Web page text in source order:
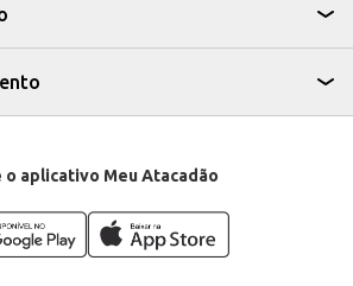
o aplicativo Meu Atacadão